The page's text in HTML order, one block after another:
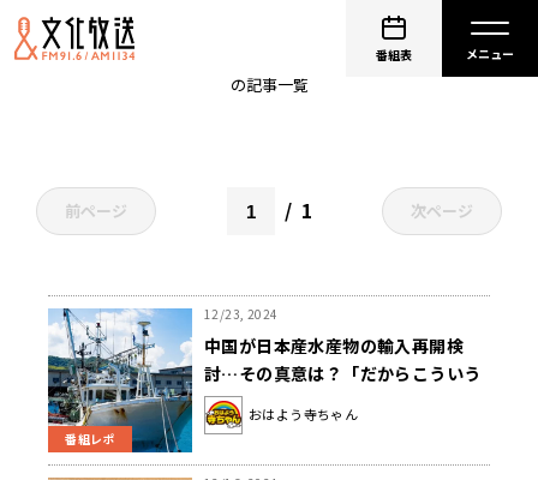
番組表
の記事一覧
前ページ 1 次ページ
番組レポ
12/23, 2024
中国が日本産水産物の輸入再開検
討…その真意は？「だからこういう
ことをやってくる」
おはよう寺ちゃん